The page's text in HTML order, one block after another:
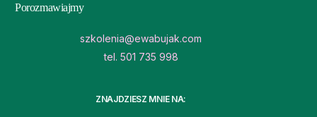
Porozmawiajmy
szkolenia@ewabujak.com
tel. 501 735 998
ZNAJDZIESZ MNIE NA: